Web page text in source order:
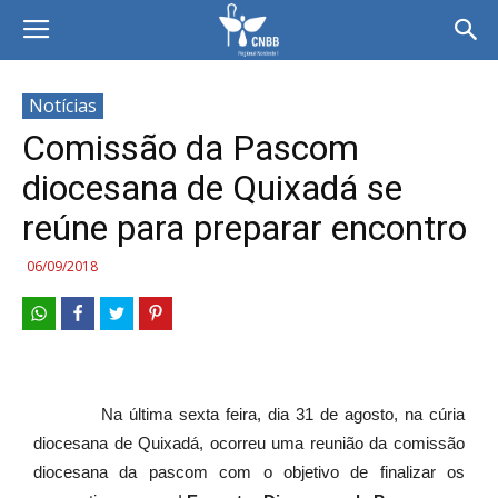
Notícias
Comissão da Pascom
diocesana de Quixadá se
reúne para preparar encontro
06/09/2018
Na última sexta feira, dia 31 de agosto, na cúria
diocesana de Quixadá, ocorreu uma reunião da comissão
diocesana da pascom com o objetivo de finalizar os